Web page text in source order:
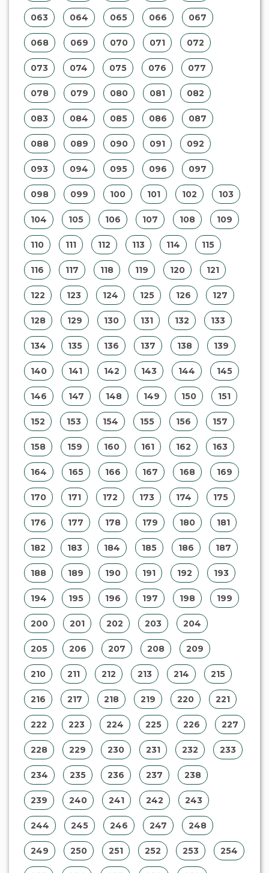
110 111 112 114 115
116 117 118 119 120
122 123 124 125 126
128 129 130 131 132
134 135 136 137 138
140 141 142 143 144
146 147 148 149 150
152 153 154 155 156 157
158 159 160 161 162 163
164 165 166 167 168
170 171 172 173 174 175
176 177 178 179 180 181
182 183 184 185 186 187
188 189 190 191 192 193
194 195 196 197 198 199
200 201 202 203 204
205 206 207 208 209
210 211 212 213 214 215
216 217 218 219 220 221
222 223 224 225 226 227
228 229 230 231 232 233
234 235 236 237 238
239 240 241 242 243
244 245 246 247 248
249 250 251 252 253
255 256 257 258 259
260 261 262 263 264
265 266 267 268 269
270 271 272 273 274
275 276 277 278 279
280 281 282 283 284
285 286 287 288 289
290 291 292 293 294
295 296 297 298 299
300 301 302 303 304